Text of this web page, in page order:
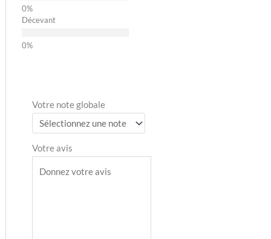
Décevant
Votre note globale
Votre avis